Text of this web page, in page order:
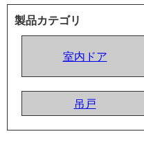
製品カテゴリ
室内ドア
吊戸